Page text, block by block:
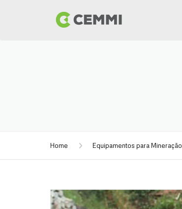
Home Equipamentos para Mineração